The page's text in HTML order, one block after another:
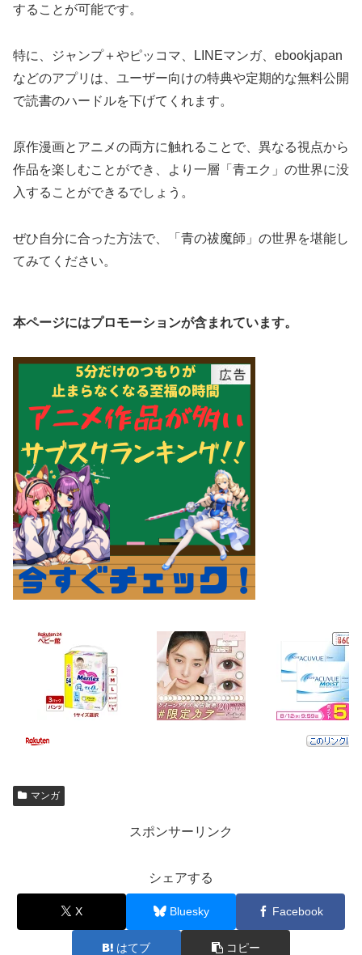
することが可能です。
特に、ジャンプ＋やピッコマ、LINEマンガ、ebookjapan
などのアプリは、ユーザー向けの特典や定期的な無料公開
で読書のハードルを下げてくれます。
原作漫画とアニメの両方に触れることで、異なる視点から
作品を楽しむことができ、より一層「青エク」の世界に没
入することができるでしょう。
ぜひ自分に合った方法で、「青の祓魔師」の世界を堪能し
てみてください。
本ページにはプロモーションが含まれています。
マンガ
スポンサーリンク
シェアする
X Bluesky Facebook
はてブ コピー